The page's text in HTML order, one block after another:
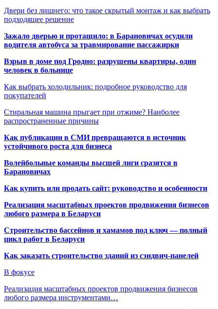
Двери без лишнего: что такое скрытый монтаж и как выбрать
подходящее решение
Зажало дверью и протащило: в Барановичах осудили
водителя автобуса за травмирование пассажирки
Взрыв в доме под Гродно: разрушены квартиры, один
человек в больнице
Как выбрать холодильник: подробное руководство для
покупателей
Стиральная машина прыгает при отжиме? Наиболее
распространенные причины
Как публикации в СМИ превращаются в источник
устойчивого роста для бизнеса
Волейбольные команды высшей лиги сразятся в
Барановичах
Как купить или продать сайт: руководство и особенности
Реализация масштабных проектов продвижения бизнесов
любого размера в Беларуси
Строительство бассейнов и хамамов под ключ — полный
цикл работ в Беларуси
Как заказать строительство зданий из сэндвич-панелей
В фокусе
Реализация масштабных проектов продвижения бизнесов
любого размера инструментами…